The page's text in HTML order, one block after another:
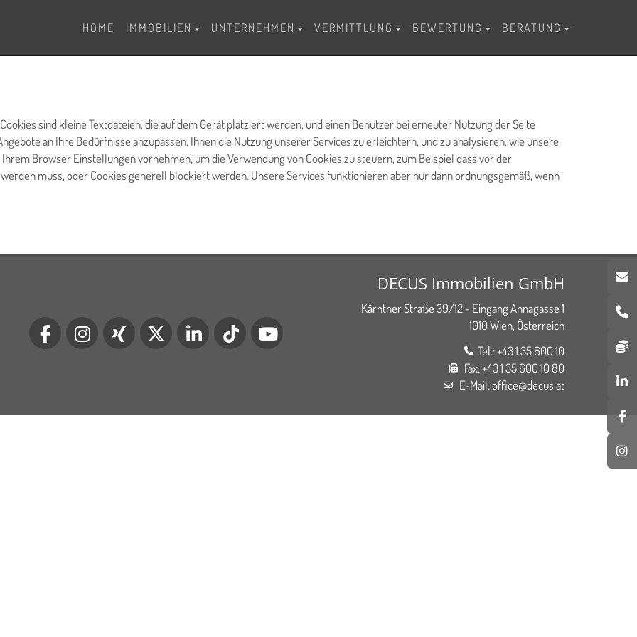
HOME IMMOBILIEN UNTERNEHMEN VERMITTLUNG BEWERTUNG BERATUNG
sind kleine Textdateien, die auf dem Gerät platziert werden, und einen Benutzer bei erneuter Nutzung der Seite
an Ihre Bedürfnisse anzupassen, Ihnen die Nutzung unserer Services zu erleichtern, und zu analysieren, wie unsere
Browser Einstellungen vornehmen, um die Verwendung von Cookies zu steuern, zum Beispiel dass vor der
muss, oder Cookies generell blockiert werden. Unsere Services funktionieren aber nur dann ordnungsgemäß, wenn
DECUS Immobilien GmbH
Kärntner Straße 39/12 - Eingang Annagasse 1
1010 Wien, Österreich
Tel.:+43 1 35 600 10
Fax:+43 1 35 600 10 80
E-Mail:office@decus.at